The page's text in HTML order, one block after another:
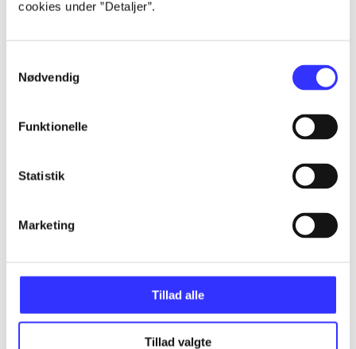
cookies under ”Detaljer”.
Nødvendig
Funktionelle
Statistik
Marketing
Tillad alle
Tillad valgte